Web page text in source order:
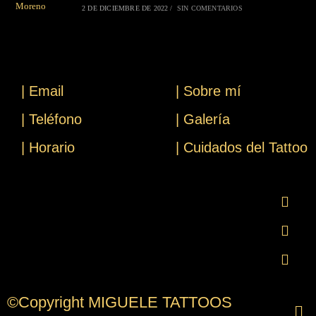
2 DE DICIEMBRE DE 2022 / SIN COMENTARIOS
| Email
| Sobre mí
| Teléfono
| Horario
| Galería
| Cuidados del Tattoo
©Copyright MIGUELE TATTOOS